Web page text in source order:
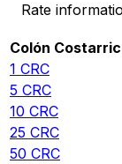
Rate
Colón
1 CRC
5 CRC
10 CRC
25 CRC
50 CRC